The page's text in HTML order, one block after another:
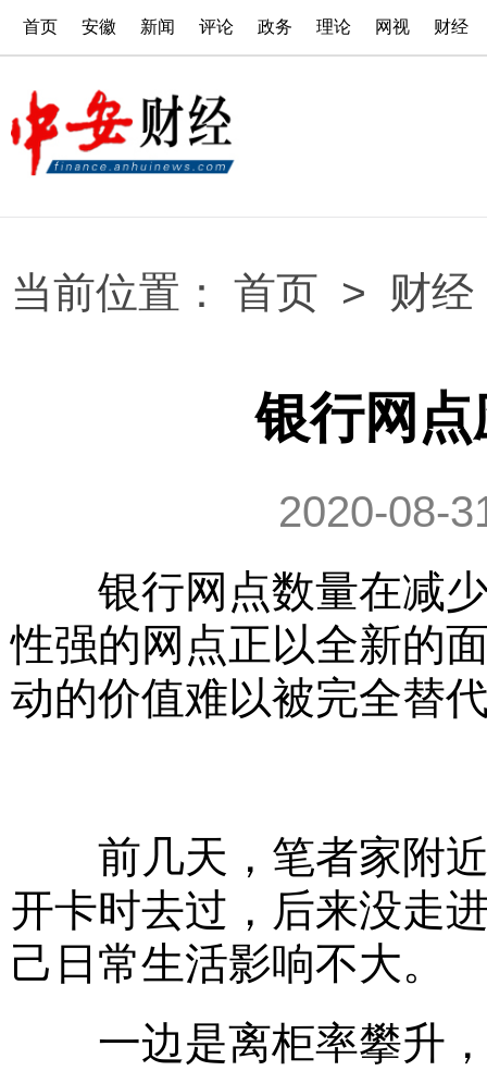
首页 安徽 新闻 评论 政务 理论 网视 财经
当前位置： 首页 > 财经
银行网
2020-08-
银行网点数量在减少
性强的网点正以全新的
动的价值难以被完全替
前几天，笔者家附近
开卡时去过，后来没走
己日常生活影响不大。
一边是离柜率攀升，